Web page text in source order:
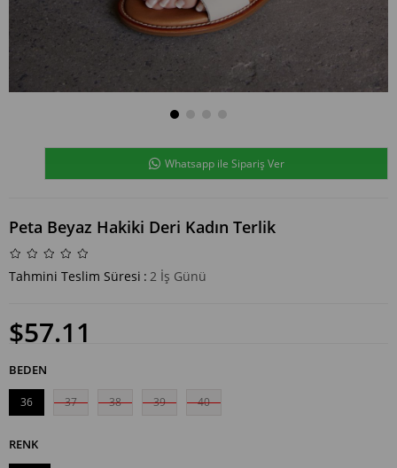
Whatsapp ile Sipariş Ver
Peta Beyaz Hakiki Deri Kadın Terlik
Tahmini Teslim Süresi : 2 İş Günü
$57.11
BEDEN
36 37 38 39 40
RENK